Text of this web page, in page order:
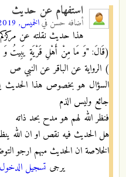
استفهام عن حديث
أضافه حسن فيالخميس, 18/07/2019 - 14:55
هذا حديث نقلته عن
) الرواية عن الباقر عن النبي ص
السؤال هو بخصوص هذا الحديث
جائع وليس الذم
فنظر الله لهم هو مدح بحد ذاته
هل الحديث فيه نقص او ان الله
الخلاصة ان الحديث مبهم ارجو
يرجى تسجيل الدخول